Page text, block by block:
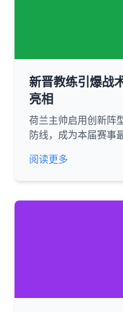
新晋教练引爆战
亮相
荷兰主帅启用创新阵
防线，成为本届赛事
阅读更多